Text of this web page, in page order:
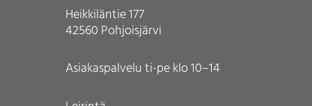
Heikkiläntie 177
42560 Pohjoisjärvi
Asiakaspalvelu ti-pe klo 10–14